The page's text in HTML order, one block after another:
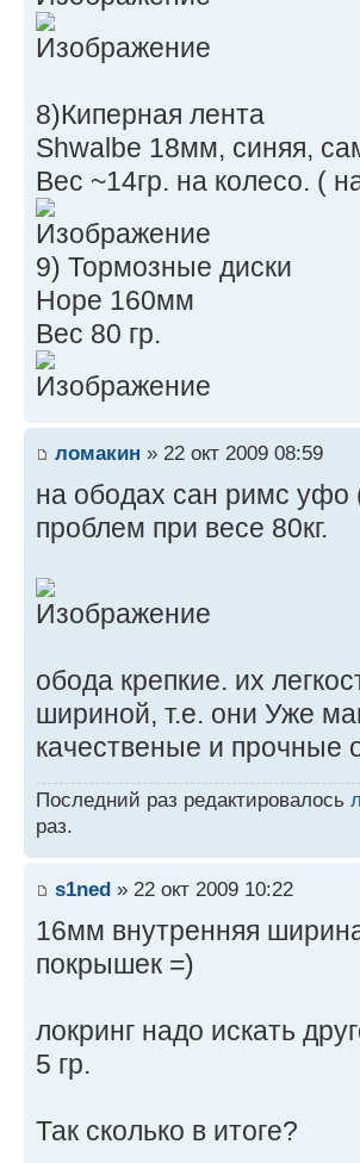
8)Киперная лента
Shwalbe 18мм, синяя,
Вес ~14гр. на колесо. (
9) Тормозные диски
Hope 160мм
Вес 80 гр.
ломакин » 22 окт 2009 08:59
на ободах сан римс уфо
проблем при весе 80кг.
обода крепкие. их
шириной, т.е. они Уже
качественые и прочные
Последний раз редактировалось
раз.
s1ned » 22 окт 2009 10:22
16мм внутренняя
покрышек =)
локринг надо искать
5 гр.
Так сколько в итоге?